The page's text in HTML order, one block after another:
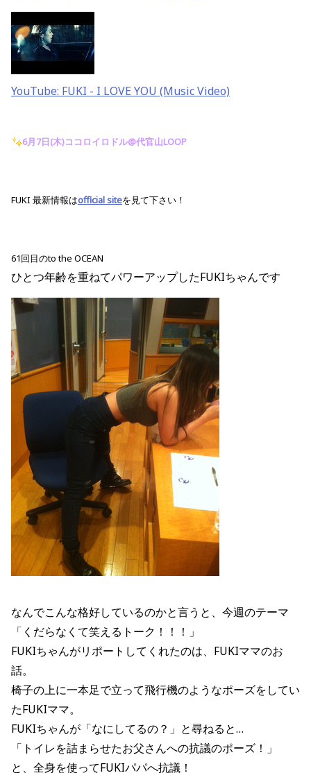
YouTube: FUKI - I LOVE YOU (Music Video)
6月7日(木)ココロイロドル@代官山LOOP
FUKI 最新情報はofficial siteを見て下さい！
61回目のto the OCEAN
ひとつ年齢を重ねてパワーアップしたFUKIちゃんです
なんでこんな格好しているのかと言うと、今週のテーマ
「くだらなくて笑えるトーク！！！」
FUKIちゃんがリポートしてくれたのは、FUKIママのお
話。
椅子の上に一本足で立って飛行機のようなポーズをしてい
たFUKIママ。
FUKIちゃんが「なにしてるの？」と尋ねると…
「トイレを詰まらせたお父さんへの抗議のポーズ！」
と、全身を使ってFUKIパパへ抗議！